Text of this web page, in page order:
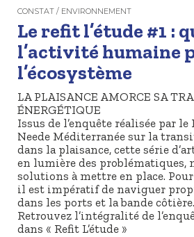
CONSTAT / ENVIRONNEMENT
Le refit l’étude #1 :
l’activité humaine
l’écosystème
LA PLAISANCE AMORCE SA
ÉNERGÉTIQUE
Issus de l’enquête réalisée par
Neede Méditerranée sur la
dans la plaisance, cette série
en lumière des problématiques,
solutions à mettre en place.
il est impératif de naviguer
dans les ports et la bande côtière.
Retrouvez l’intégralité de
dans « Refit L’étude »